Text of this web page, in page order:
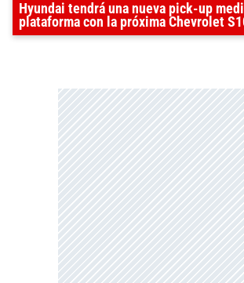
Hyundai tendrá una nueva pick-up
plataforma con la próxima Chevrolet